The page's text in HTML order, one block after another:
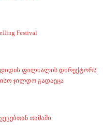
Festival
ფილიალის დირექტორს
ჯილდო გადაეცა
თამაში